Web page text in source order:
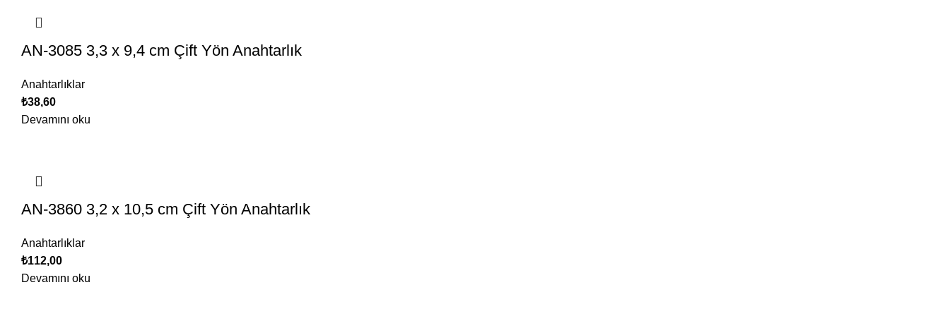
AN-3085 3,3 x 9,4 cm Çift Yön Anahtarlık
Anahtarlıklar
₺38,60
Devamını oku
AN-3860 3,2 x 10,5 cm Çift Yön Anahtarlık
Anahtarlıklar
₺112,00
Devamını oku